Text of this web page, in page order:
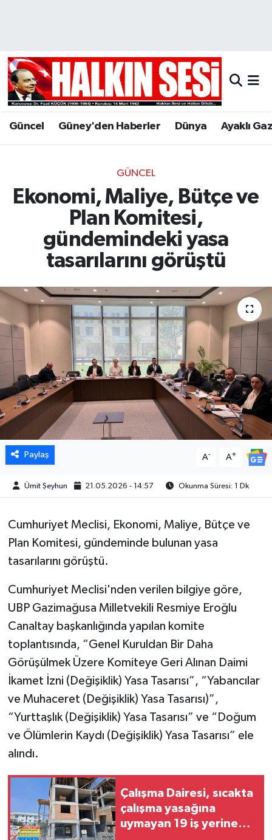
Güncel Güney'den Haberler Dünya Ayaklı
GÜNCEL
Ekonomi, Maliye, Bütçe ve
Plan Komitesi,
gündemindeki yasa
tasarılarını görüştü
Paylaş A- A+
Ümit Şeyhun 21.05.2026 - 14:57 Okunma Süresi: 1 Dk
Cumhuriyet Meclisi, Ekonomi, Maliye, Bütçe ve
Plan Komitesi, gündeminde bulunan yasa
tasarılarını görüştü.
Cumhuriyet Meclisi'nden verilen bilgiye göre,
UBP Gazimağusa Milletvekili Resmiye Eroğlu
Canaltay başkanlığında yapılan komite
toplantısında, “Genel Kuruldan Bir Daha
Görüşülmek Üzere Komiteye Geri Alınan Daimi
İkamet İzni (Değişiklik) Yasa Tasarısı”, “Yabancılar
ve Muhaceret (Değişiklik) Yasa Tasarısı)”,
“Yurttaşlık (Değişiklik) Yasa Tasarısı” ve “Doğum
ve Ölümlerin Kaydı (Değişiklik) Yasa Tasarısı” ele
alındı.
Çalışma Dairesi, sıcakta
çalışma yasağına
uymayan 19 iş yerine
Hava Durumu
Trafik Durumu
Son Dakika Haberleri
Haber Arşivi